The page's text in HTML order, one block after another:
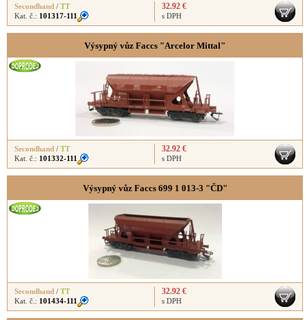
Secondhand / TT
Kat. č.: 101317-111
32.92 €
s DPH
Výsypný vůz Faccs "Arcelor Mittal"
Secondhand / TT
Kat. č.: 101332-111
32.92 €
s DPH
Výsypný vůz Faccs 699 1 013-3 "ČD"
Secondhand / TT
Kat. č.: 101434-111
32.92 €
s DPH